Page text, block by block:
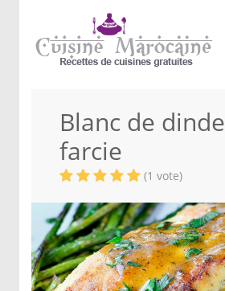
Blanc de dinde
farcie
(1 vote)